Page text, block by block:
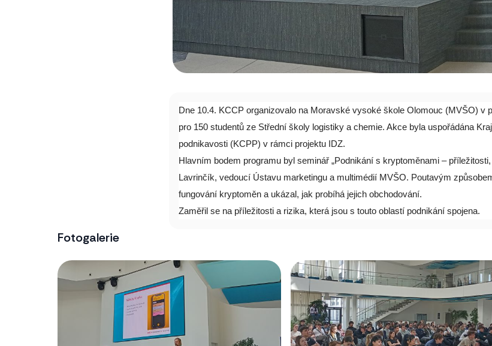
Dne 10.4. KCCP organizovalo na Moravské vysoké škole Olomouc (MVŠO) v
pro 150 studentů ze Střední školy logistiky a chemie. Akce byla uspořádána
podnikavosti (KCPP) v rámci projektu IDZ.
Hlavním bodem programu byl seminář „Podnikání s kryptoměnami –
Lavrinčík, vedoucí Ústavu marketingu a multimédií MVŠO. Poutavým
fungování kryptoměn a ukázal, jak probíhá jejich obchodování.
Zaměřil se na příležitosti a rizika, která jsou s touto oblastí podnikání spojena.
Fotogalerie